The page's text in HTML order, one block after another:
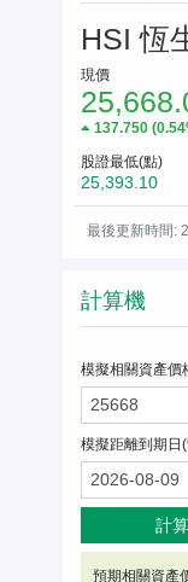
HSI 恆
現價
137.750(
股證最低(點)
25,393.10
最後更新時間:
計算機
模擬相關資產價
模擬距離到期日(
計算
預期相關資產